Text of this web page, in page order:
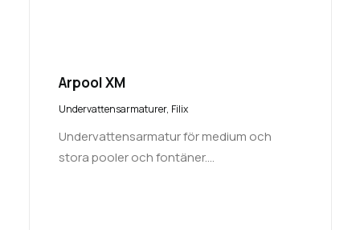
Arpool XM
Undervattensarmaturer, Filix
Undervattensarmatur för medium och
stora pooler och fontäner.…